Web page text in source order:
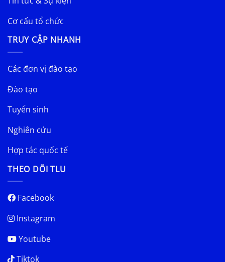
Cơ cấu tổ chức
TRUY CẬP NHANH
Các đơn vị đào tạo
Đào tạo
Tuyển sinh
Nghiên cứu
Hợp tác quốc tế
THEO DÕI TLU
Facebook
Instagram
Youtube
Tiktok